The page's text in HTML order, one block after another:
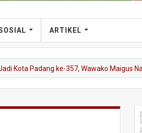
ARTIKEL
ke-357, Wawako Maigus Nasir